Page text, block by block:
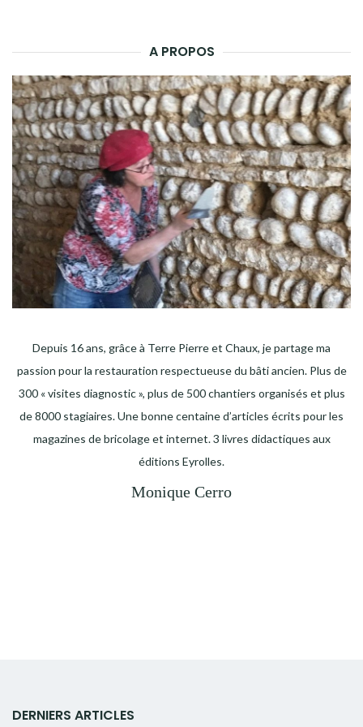
A PROPOS
Depuis 16 ans, grâce à Terre Pierre et Chaux, je partage ma
passion pour la restauration respectueuse du bâti ancien. Plus de
300 « visites diagnostic », plus de 500 chantiers organisés et plus
de 8000 stagiaires. Une bonne centaine d’articles écrits pour les
magazines de bricolage et internet. 3 livres didactiques aux
éditions Eyrolles.
Monique Cerro
DERNIERS ARTICLES